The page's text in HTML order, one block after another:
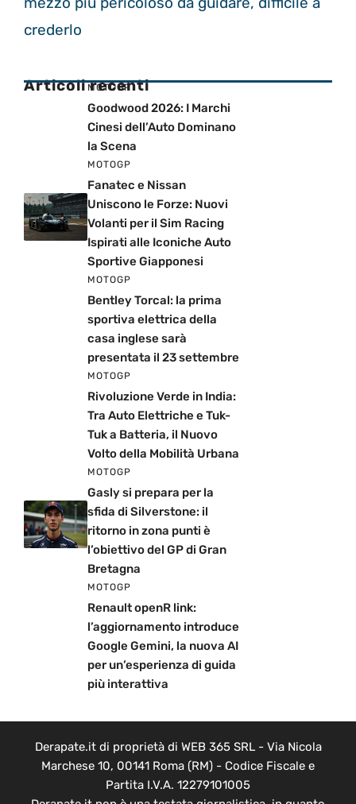
crederlo
Articoli recenti
MOTOGP
Goodwood 2026: I Marchi
Cinesi dell’Auto Dominano
la Scena
MOTOGP
Fanatec e Nissan
Uniscono le Forze: Nuovi
Volanti per il Sim Racing
Ispirati alle Iconiche Auto
Sportive Giapponesi
MOTOGP
Bentley Torcal: la prima
sportiva elettrica della
casa inglese sarà
presentata il 23 settembre
MOTOGP
Rivoluzione Verde in India:
Tra Auto Elettriche e Tuk-
Tuk a Batteria, il Nuovo
Volto della Mobilità Urbana
MOTOGP
Gasly si prepara per la
sfida di Silverstone: il
ritorno in zona punti è
l’obiettivo del GP di Gran
Bretagna
MOTOGP
Renault openR link:
l’aggiornamento introduce
Google Gemini, la nuova AI
per un’esperienza di guida
più interattiva
Derapate.it di proprietà di WEB 365 SRL - Via Nicola
Marchese 10, 00141 Roma (RM) - Codice Fiscale e
Partita I.V.A. 12279101005